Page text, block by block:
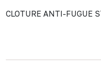
CLOTURE ANTI-FUGUE